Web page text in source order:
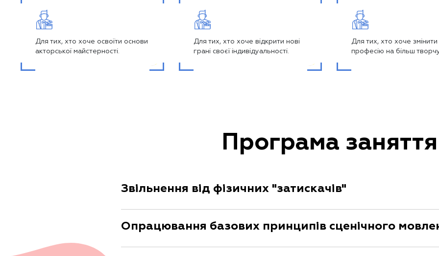
Для тих, хто хоче освоїти основи
акторської майстерності.
Для тих, хто хоче відкрити нові
грані своєї індивідуальності.
Для тих, хто хоче змінити
професію на більш
Програма заняття
Звільнення від фізичних "затискачів"
Опрацювання базових принципів сценічного